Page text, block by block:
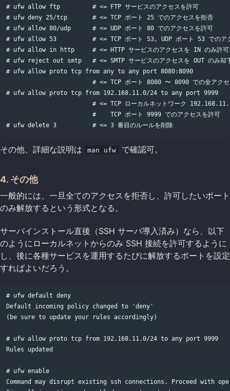
# ufw allow ftp         # <= FTP サービスのアクセスを許可
# ufw deny 25/tcp       # <= TCP ポート 25 でのアクセスを拒否
# ufw allow 80/udp      # <= UDP ポート 80 でのアクセスを許可
# ufw allow 53          # <= TCP ポート 53, UDP ポート 53 でのアク
# ufw allow in http     # <= HTTP サービスのアクセスを IN のみ許可
# ufw reject out smtp   # <= SMTP サービスのアクセスを OUT のみ却
# ufw allow proto tcp from any to any port 8080:8090
# <= TCP ポート 8080 〜 8090 での全アクセ
# ufw allow proto tcp from 192.168.11.0/24 to any port 9999
# <= TCP ローカルネットワーク
                        #    TCP ポート 9999 でのアクセスを許可
その他、詳細な説明は man ufw で確認可。
4. その他
一般的には、一旦全てのアクセスを拒否し、許可したいポート
のみ解放するという形式となる。
サーバインストール直後（SSH サーバ導入済み）なら、以下
のようにローカルネットからのみ SSH 接続を許可するように
し、後に各種サービスを運用するたびに解放するポートを設定
すればよいだろう。
# ufw default deny
Default incoming policy changed to 'deny'
(be sure to update your rules accordingly)
# ufw allow proto tcp from 192.168.11.0/24 to any port 9999
Rules updated
# ufw enable
Command may disrupt existing ssh connections. Proceed with